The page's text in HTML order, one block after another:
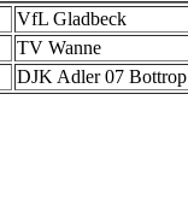
VfL Gladbeck
TV Wanne
DJK Adler 07 Bottrop